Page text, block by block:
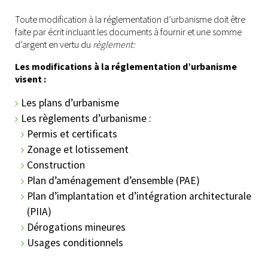
Toute modification à la réglementation d’urbanisme doit être
faite par écrit incluant les documents à fournir et une somme
d’argent en vertu du règlement:
Les modifications à la réglementation d’urbanisme
visent :
Les plans d’urbanisme
Les règlements d’urbanisme :
Permis et certificats
Zonage et lotissement
Construction
Plan d’aménagement d’ensemble (PAE)
Plan d’implantation et d’intégration architecturale
(PIIA)
Dérogations mineures
Usages conditionnels